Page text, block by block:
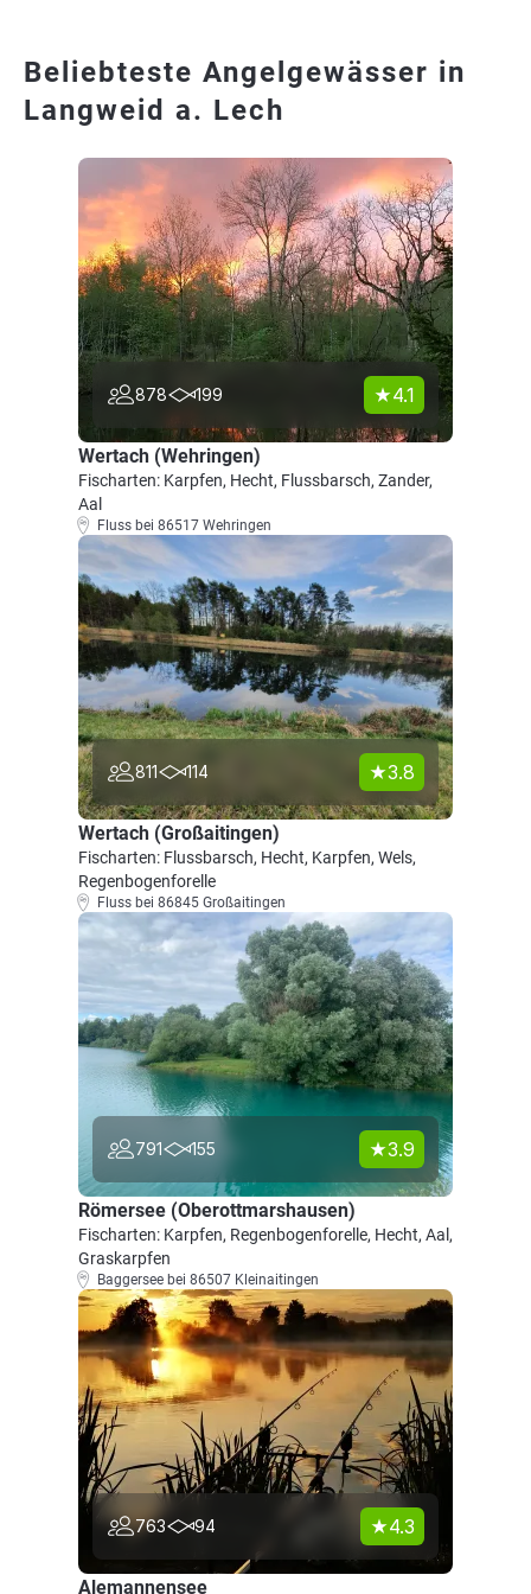
Beliebteste Angelgewässer in
Langweid a. Lech
878 199 4.1
Wertach (Wehringen)
Fischarten: Karpfen, Hecht, Flussbarsch, Zander,
Aal
Fluss bei 86517 Wehringen
811 114 3.8
Wertach (Großaitingen)
Fischarten: Flussbarsch, Hecht, Karpfen, Wels,
Regenbogenforelle
Fluss bei 86845 Großaitingen
791 155 3.9
Römersee (Oberottmarshausen)
Fischarten: Karpfen, Regenbogenforelle, Hecht, Aal,
Graskarpfen
Baggersee bei 86507 Kleinaitingen
763 94 4.3
Alemannensee